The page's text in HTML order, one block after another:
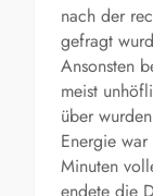
nach der
gefragt
Ansonsten
meist
über
Energie
Minuten